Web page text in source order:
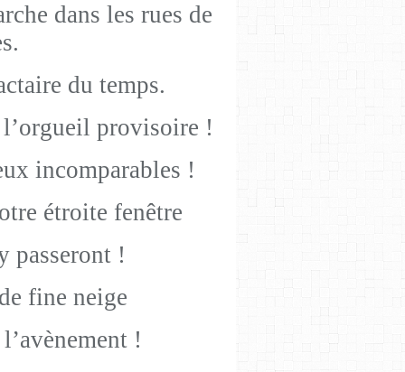
dans les rues de
du temps.
provisoire !
incomparables !
étroite fenêtre
passeront !
fine neige
!